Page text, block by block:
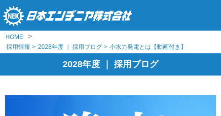
HOME >
採用情報 > 2028年度 ｜ 採用ブログ > 小水力発電とは【動画付き】
2028年度 ｜ 採用ブログ